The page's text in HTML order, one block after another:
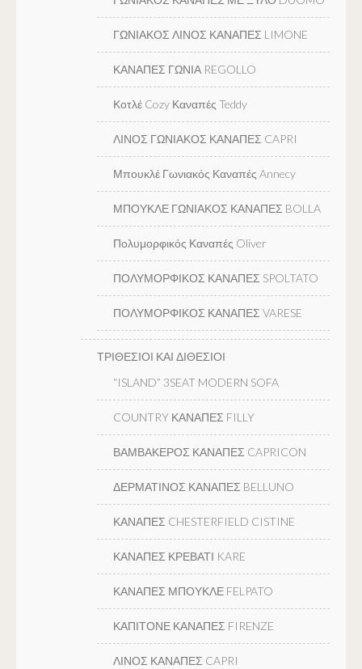
ΓΩΝΙΑΚΟΣ ΛΙΝΟΣ ΚΑΝΑΠΕΣ LIMONE
ΚΑΝΑΠΕΣ ΓΩΝΙΑ REGOLLO
Κοτλέ Cozy Καναπές Teddy
ΛΙΝΟΣ ΓΩΝΙΑΚΟΣ ΚΑΝΑΠΕΣ CAPRI
Μπουκλέ Γωνιακός Καναπές Annecy
ΜΠΟΥΚΛΕ ΓΩΝΙΑΚΟΣ ΚΑΝΑΠΕΣ BOLLA
Πολυμορφικός Καναπές Oliver
ΠΟΛΥΜΟΡΦΙΚΟΣ ΚΑΝΑΠΕΣ SPOLTATO
ΠΟΛΥΜΟΡΦΙΚΟΣ ΚΑΝΑΠΕΣ VARESE
ΤΡΙΘΕΣΙΟΙ ΚΑΙ ΔΙΘΕΣΙΟΙ
“ISLAND” 3SEAT MODERN SOFA
COUNTRY ΚΑΝΑΠΕΣ FILLY
ΒΑΜΒΑΚΕΡΟΣ ΚΑΝΑΠΕΣ CAPRICON
ΔΕΡΜΑΤΙΝΟΣ ΚΑΝΑΠΕΣ BELLUNO
ΚΑΝΑΠΕΣ CHESTERFIELD CISTINE
ΚΑΝΑΠΕΣ ΚΡΕΒΑΤΙ KARE
ΚΑΝΑΠΕΣ ΜΠΟΥΚΛΕ FELPATO
ΚΑΠΙΤΟΝΕ ΚΑΝΑΠΕΣ FIRENZE
ΛΙΝΟΣ ΚΑΝΑΠΕΣ CAPRI